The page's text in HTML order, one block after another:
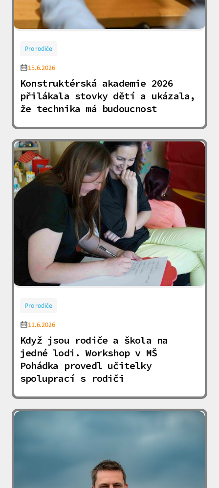
Pro rodiče
15.6.2026
Konstruktérská akademie 2026
přilákala stovky dětí a ukázala,
že technika má budoucnost
Pro rodiče
11.6.2026
Když jsou rodiče a škola na
jedné lodi. Workshop v MŠ
Pohádka provedl učitelky
spoluprací s rodiči